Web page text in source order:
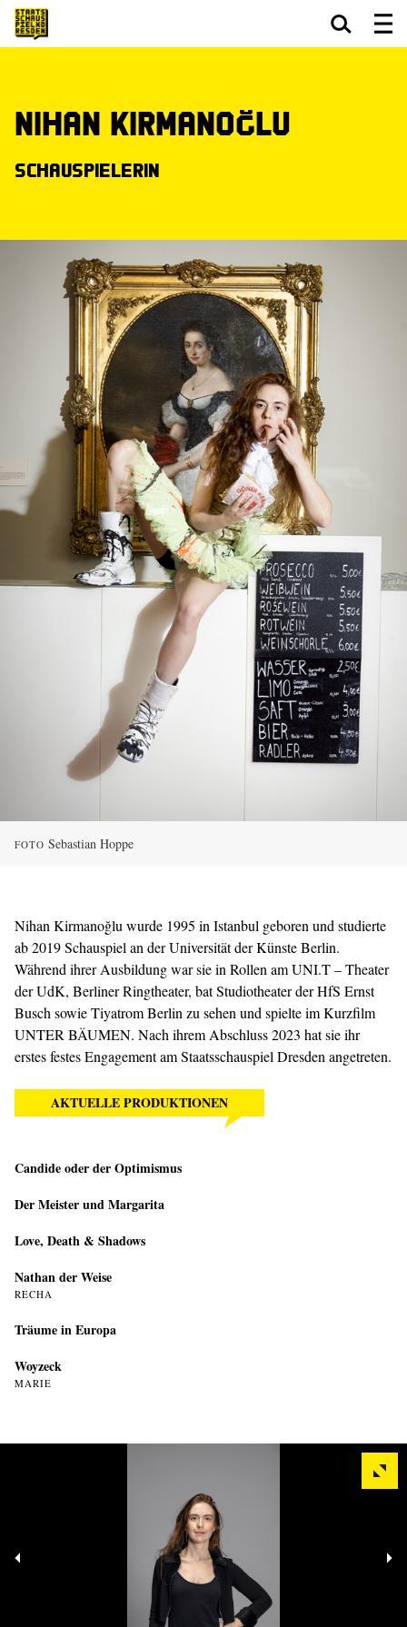
Nihan Kirmanoğlu
Schauspielerin
FOTO Sebastian Hoppe
Nihan Kirmanoğlu wurde 1995 in Istanbul geboren und studierte
ab 2019 Schauspiel an der Universität der Künste Berlin.
Während ihrer Ausbildung war sie in Rollen am UNI.T – Theater
der UdK, Berliner Ringtheater, bat Studiotheater der HfS Ernst
Busch sowie Tiyatrom Berlin zu sehen und spielte im Kurzfilm
UNTER BÄUMEN. Nach ihrem Abschluss 2023 hat sie ihr
erstes festes Engagement am Staatsschauspiel Dresden angetreten.
AKTUELLE PRODUKTIONEN
Candide oder der Optimismus
Der Meister und Margarita
Love, Death & Shadows
Nathan der Weise
RECHA
Träume in Europa
Woyzeck
MARIE